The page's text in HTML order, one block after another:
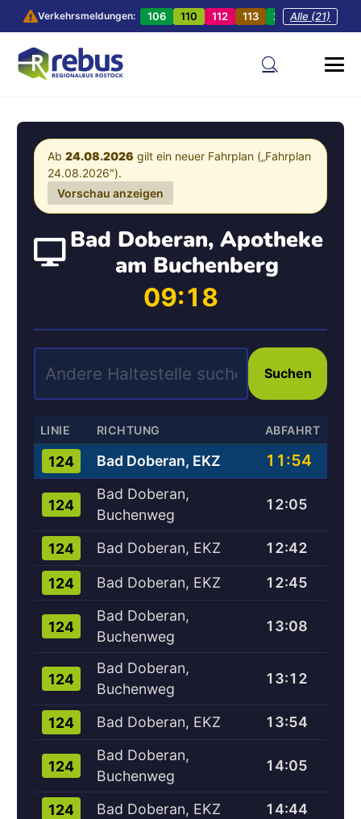
Verkehrsmeldungen: 106 110 112 113 201 202
Alle (21)
Ab 24.08.2026 gilt ein neuer Fahrplan („Fahrplan
24.08.2026").
Vorschau anzeigen
Bad Doberan, Apotheke
am Buchenberg
09:18
Suchen
LINIE RICHTUNG ABFAHRT
124 Bad Doberan, EKZ 11:54
124
Bad Doberan,
Buchenweg
12:05
124 Bad Doberan, EKZ 12:42
124 Bad Doberan, EKZ 12:45
124
Bad Doberan,
Buchenweg
13:08
124
Bad Doberan,
Buchenweg
13:12
124 Bad Doberan, EKZ 13:54
124
Bad Doberan,
Buchenweg
14:05
124 Bad Doberan, EKZ 14:44